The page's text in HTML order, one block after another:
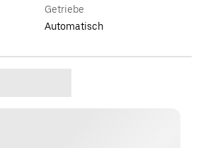
Getriebe
Automatisch